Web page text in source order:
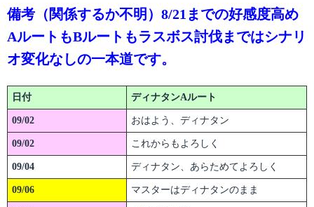
備考（関係するか不明）8/21までの好感度高め
AルートもBルートもラスボス討伐まではシナリ
オ変化なしの一本道です。
日付 ディナタンAルート
09/02 おはよう、ディナタン
09/02 これからもよろしく
09/04 ディナタン、あらためてよろしく
09/06 マスターはディナタンのまま